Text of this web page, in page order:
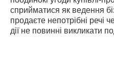
сприйматися як ведення
продаєте непотрібні речі
дії не повинні викликати